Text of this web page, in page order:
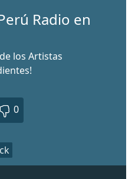
Radio en
los Artistas
0